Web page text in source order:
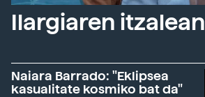
Ilargiaren itzalean
Naiara Barrado: "Eklipsea
kasualitate kosmiko bat da"